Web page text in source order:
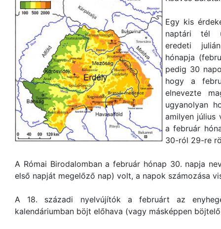
Egy kis
naptári tél
eredeti
hónapja
pedig 30
hogy a
elnevezte
ugyanolyan
amilyen július
a február
30-ról 29-re
A Római Birodalomban a február hónap 30. napja
első napját megelőző nap) volt, a napok számozása
A 18. századi nyelvújítók a februárt az
kalendáriumban böjt előhava (vagy másképpen